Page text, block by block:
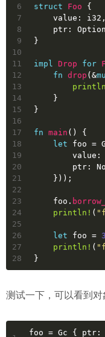
6
7
8
9
10
11
12
13
14
15
16
17
18
19
20
21
22
23
24
25
26
27
28
struct
Foo {
    value:
i32 ,
    ptr:
Option
}
impl Drop for
fn drop (&
    }
}
fn main () {
let
foo =
        value:
        ptr:
    }));
    foo.
println! (
let foo = 3
println! (
}
测试一下，可以看到对
foo = Gc { ptr: